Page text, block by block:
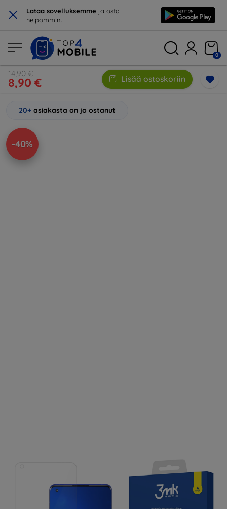
× Lataa sovelluksemme ja osta
helpommin.
0
14,90 €
8,90 € Lisää ostoskoriin
20+ asiakasta on jo ostanut
-40%